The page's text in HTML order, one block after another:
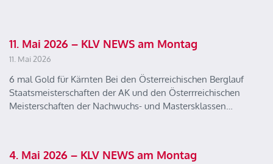
11. Mai 2026 – KLV NEWS am Montag
11. Mai 2026
6 mal Gold für Kärnten Bei den Österreichischen Berglauf
Staatsmeisterschaften der AK und den Österrreichischen
Meisterschaften der Nachwuchs- und Mastersklassen…
4. Mai 2026 – KLV NEWS am Montag